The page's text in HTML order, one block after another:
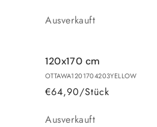
Anzahl
Ausverkauft
120x170 cm
OTTAWA1201704203YELLOW
€64,90/Stück
Anzahl
Ausverkauft